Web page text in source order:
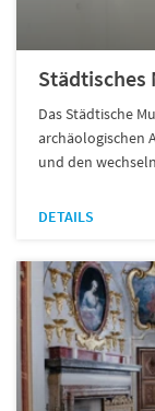
Städtisches
Das Städtische
archäologischen
und den
DETAILS